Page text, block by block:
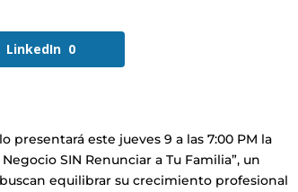
LinkedIn 0
este jueves 9 a las 7:00 PM la
SIN Renunciar a Tu Familia”, un
equilibrar su crecimiento profesional